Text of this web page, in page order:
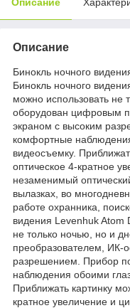
Описание
Бинокль ночного
Бинокль ночного
можно использовать не
оборудован цифровым
экраном с высоким
комфортные
видеосъемку.
оптическое 4-кратное
незаменимый
вылазках, во
работе охранника,
видения Levenhuk Atom
не только ночью, но и
преобразователем, ИК-
разрешением. Прибор
наблюдения обоими
Приближать картинку
кратное увеличение и